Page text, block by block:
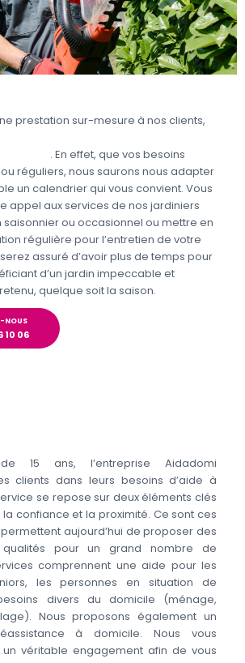
prestation sur-mesure à nos clients,
. En effet, que vos besoins
réguliers, nous saurons nous adapter
un calendrier qui vous convient. Vous
appel aux services de nos jardiniers
saisonnier ou occasionnel ou mettre en
régulière pour l’entretien de votre
assuré d’avoir plus de temps pour
d’un jardin impeccable et
quelque soit la saison.
NOUS
10 06
15 ans, l’entreprise Aidadomi
clients dans leurs besoins d’aide à
se repose sur deux éléments clés
confiance et la proximité. Ce sont ces
aujourd’hui de proposer des
pour un grand nombre de
comprennent une aide pour les
les personnes en situation de
divers du domicile (ménage,
Nous proposons également un
à domicile. Nous vous
véritable engagement afin de vous